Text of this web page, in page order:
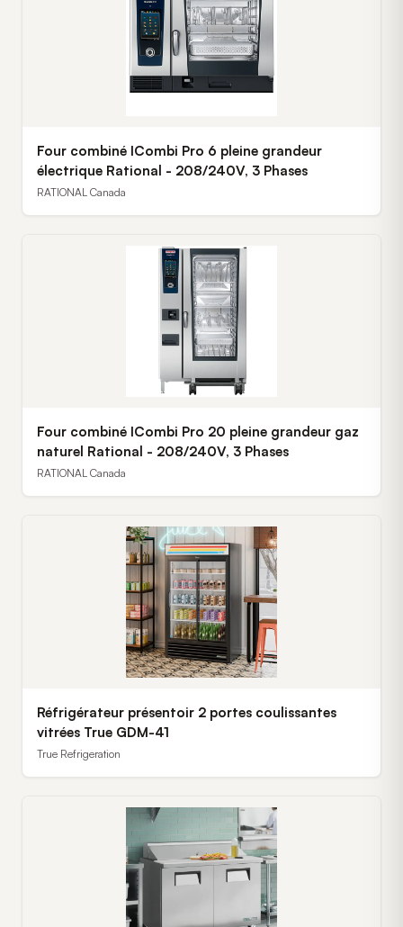
Four combiné ICombi Pro 6 pleine grandeur
électrique Rational - 208/240V, 3 Phases
RATIONAL Canada
Four combiné ICombi Pro 20 pleine grandeur gaz
naturel Rational - 208/240V, 3 Phases
RATIONAL Canada
Réfrigérateur présentoir 2 portes coulissantes
vitrées True GDM-41
True Refrigeration